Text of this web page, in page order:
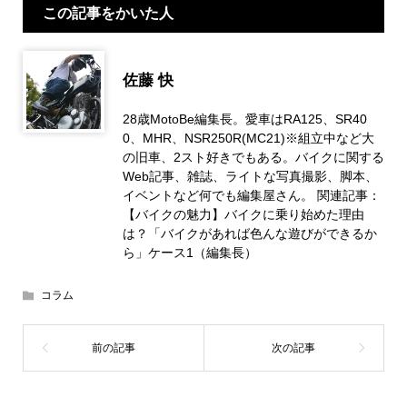
この記事をかいた人
佐藤 快
28歳MotoBe編集長。愛車はRA125、SR40
0、MHR、NSR250R(MC21)※組立中など大
の旧車、2スト好きでもある。バイクに関する
Web記事、雑誌、ライトな写真撮影、脚本、
イベントなど何でも編集屋さん。 関連記事：
【バイクの魅力】バイクに乗り始めた理由
は？「バイクがあれば色んな遊びができるか
ら」ケース1（編集長）
コラム